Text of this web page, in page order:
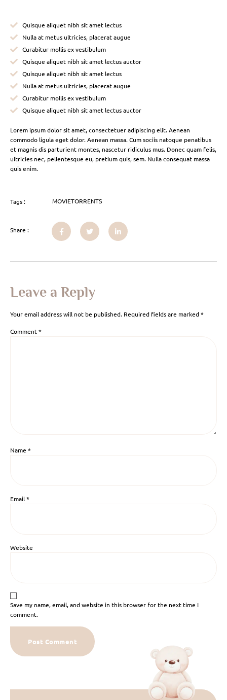
Quisque aliquet nibh sit amet lectus
Nulla at metus ultricies, placerat augue
Curabitur mollis ex vestibulum
Quisque aliquet nibh sit amet lectus auctor
Quisque aliquet nibh sit amet lectus
Nulla at metus ultricies, placerat augue
Curabitur mollis ex vestibulum
Quisque aliquet nibh sit amet lectus auctor
Lorem ipsum dolor sit amet, consectetuer adipiscing elit. Aenean
commodo ligula eget dolor. Aenean massa. Cum sociis natoque penatibus
et magnis dis parturient montes, nascetur ridiculus mus. Donec quam felis,
ultricies nec, pellentesque eu, pretium quis, sem. Nulla consequat massa
quis enim.
Tags : MOVIETORRENTS
Share :
Leave a Reply
Your email address will not be published. Required fields are marked*
Comment*
Name *
Email*
Website
Save my name, email, and website in this browser for the next time I
comment.